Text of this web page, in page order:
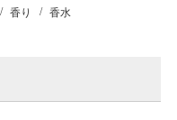
香り 香水